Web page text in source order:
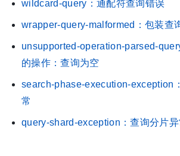
wildcard-query：通配符查询错误
wrapper-query-malformed：包装查
unsupported-operation-parsed-
的操作：查询为空
search-phase-execution-exception
常
query-shard-exception：查询分片异